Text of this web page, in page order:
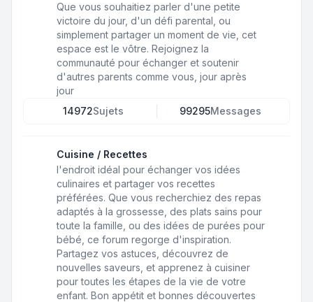
Que vous souhaitiez parler d'une petite
victoire du jour, d'un défi parental, ou
simplement partager un moment de vie, cet
espace est le vôtre. Rejoignez la
communauté pour échanger et soutenir
d'autres parents comme vous, jour après
jour
14972Sujets 99295Messages
Cuisine / Recettes
l'endroit idéal pour échanger vos idées
culinaires et partager vos recettes
préférées. Que vous recherchiez des repas
adaptés à la grossesse, des plats sains pour
toute la famille, ou des idées de purées pour
bébé, ce forum regorge d'inspiration.
Partagez vos astuces, découvrez de
nouvelles saveurs, et apprenez à cuisiner
pour toutes les étapes de la vie de votre
enfant. Bon appétit et bonnes découvertes